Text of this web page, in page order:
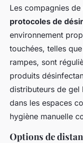
Les compagnies
protocoles de
environnement
touchées, telles
rampes, sont
produits
distributeurs de gel
dans les espaces
hygiène manuelle
Options de